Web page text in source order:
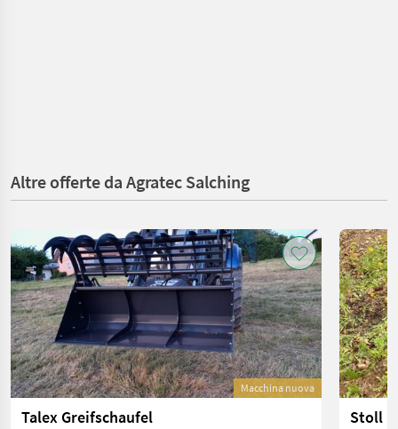
Altre offerte da Agratec Salching
Macchina nuova
Talex Greifschaufel
Stoll